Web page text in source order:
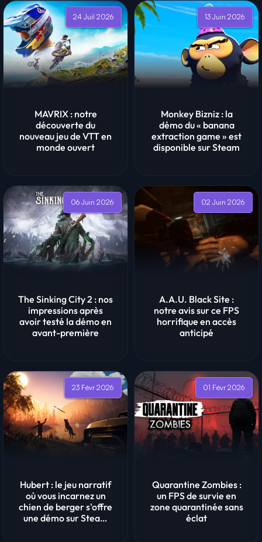
24 Juil 2026
MAVRIX : notre
découverte du
nouveau jeu de VTT en
monde ouvert
13 Juin 2026
Monkey Bizniz : la
démo du « banana
extraction game » est
disponible sur Steam
06 Juin 2026
The Sinking City 2 : nos
impressions après
avoir testé la démo en
avant-première
02 Juin 2026
A.A.U. Black Site :
notre avis sur ce FPS
horrifique en accès
anticipé
23 Févr 2026
Hubert : le jeu narratif
où vous incarnez un
chien de berger s'offre
une démo sur Steam
01 Févr 2026
Quarantine Zombies :
un FPS de survie en
zone quarantinée sans
éclat